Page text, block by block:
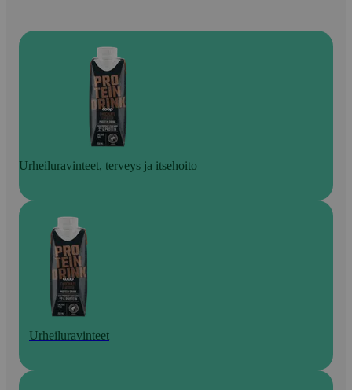
Urheiluravinteet, terveys ja itsehoito
Urheiluravinteet